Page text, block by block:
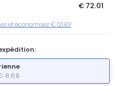
€ 72.01
et économisez € 121.83
8.68